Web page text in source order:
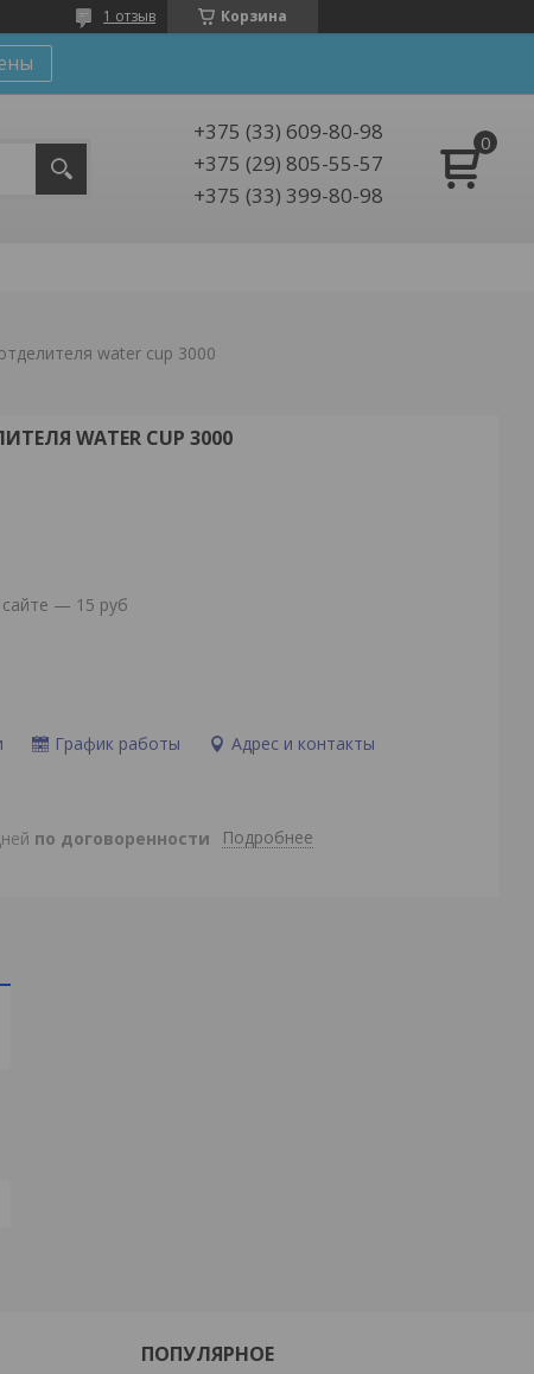
Корзина
1 отзыв
+375 (33) 609-80-98
+375 (29) 805-55-57
+375 (33) 399-80-98
water cup 3000
WATER CUP 3000
— 15 руб
График работы Адрес и контакты
по договоренности Подробнее
ПОПУЛЯРНОЕ